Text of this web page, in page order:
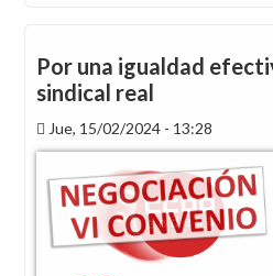
Por una igualdad
sindical real
Jue, 15/02/2024 - 13:28